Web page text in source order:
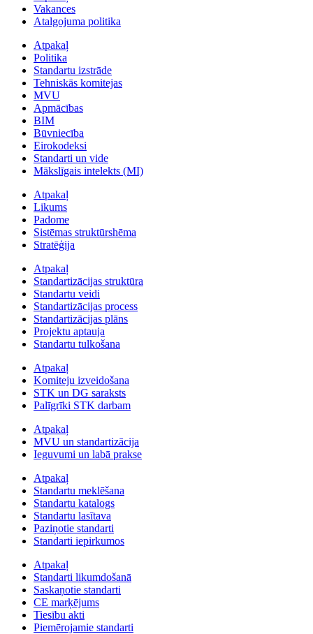
Vakances
Atalgojuma politika
Atpakaļ
Politika
Standartu izstrāde
Tehniskās komitejas
MVU
Apmācības
BIM
Būvniecība
Eirokodeksi
Standarti un vide
Mākslīgais intelekts (MI)
Atpakaļ
Likums
Padome
Sistēmas struktūrshēma
Stratēģija
Atpakaļ
Standartizācijas struktūra
Standartu veidi
Standartizācijas process
Standartizācijas plāns
Projektu aptauja
Standartu tulkošana
Atpakaļ
Komiteju izveidošana
STK un DG saraksts
Palīgrīki STK darbam
Atpakaļ
MVU un standartizācija
Ieguvumi un labā prakse
Atpakaļ
Standartu meklēšana
Standartu katalogs
Standartu lasītava
Paziņotie standarti
Standarti iepirkumos
Atpakaļ
Standarti likumdošanā
Saskaņotie standarti
CE marķējums
Tiesību akti
Piemērojamie standarti